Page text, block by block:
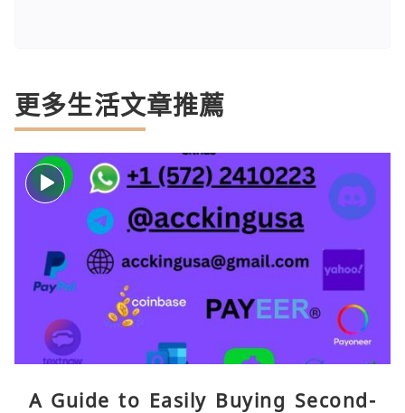
更多生活文章推薦
A Guide to Easily Buying Second-